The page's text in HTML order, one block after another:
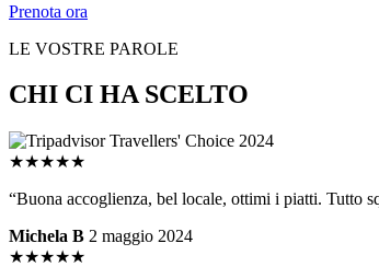
Prenota ora
LE VOSTRE PAROLE
CHI CI HA SCELTO
★★★★★
“Buona accoglienza, bel locale, ottimi i piatti. Tutto
Michela B 2 maggio 2024
★★★★★